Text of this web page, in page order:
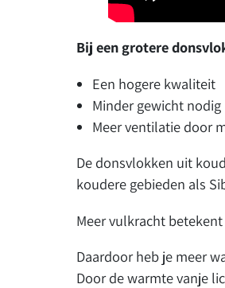
Bij een grotere
Een hogere kwaliteit
Minder gewicht nodig
Meer ventilatie door
De donsvlokken uit
koudere gebieden als
Meer vulkracht
Daardoor heb je meer
Door de warmte vanje